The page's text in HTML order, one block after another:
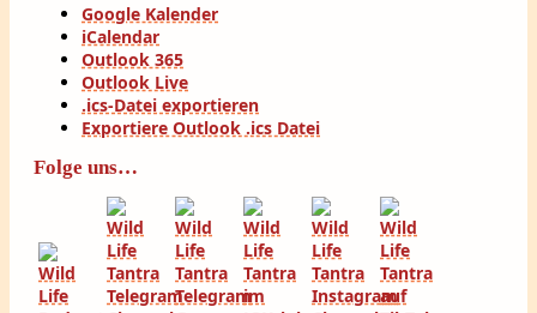
Google Kalender
iCalendar
Outlook 365
Outlook Live
.ics-Datei exportieren
Exportiere Outlook .ics Datei
Folge uns…